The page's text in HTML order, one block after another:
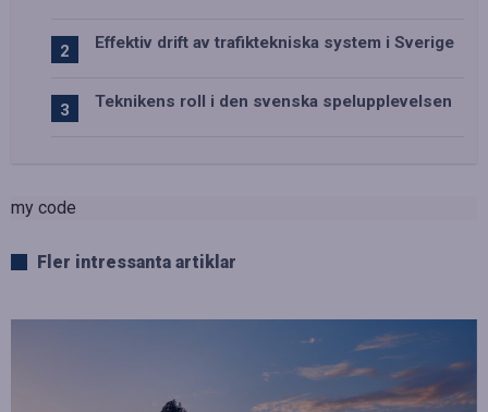
Effektiv drift av trafiktekniska system i Sverige
Teknikens roll i den svenska spelupplevelsen
my code
Fler intressanta artiklar